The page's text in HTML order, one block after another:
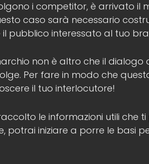
i competitor, è arrivato
caso sarà necessario
pubblico interessato al tuo
non è altro che il
Per fare in modo che
il tuo interlocutore!
le informazioni utili che
potrai iniziare a porre le basi